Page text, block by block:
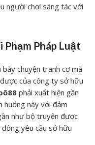
người chơi sáng tác với
Pháp Luật
chuyện tranh cơ mà
của công ty sở hữu
phải xuất hiện gần
huống này với đảm
như bộ truyện được
yêu cầu sở hữu